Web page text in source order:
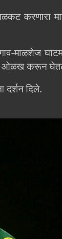
करणारा
माळशेज
ओळख करून
दर्शन दिले.